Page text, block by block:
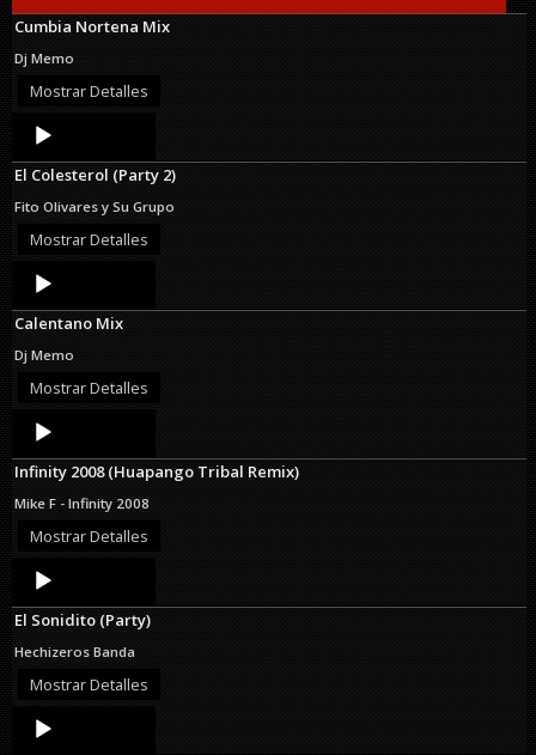
Cumbia Nortena Mix
Dj Memo
Mostrar Detalles
Audio
Player
El Colesterol (Party 2)
Fito Olivares y Su Grupo
Mostrar Detalles
Audio
Player
Calentano Mix
Dj Memo
Mostrar Detalles
Audio
Player
Infinity 2008 (Huapango Tribal Remix)
Mike F - Infinity 2008
Mostrar Detalles
Audio
Player
El Sonidito (Party)
Hechizeros Banda
Mostrar Detalles
Audio
Player